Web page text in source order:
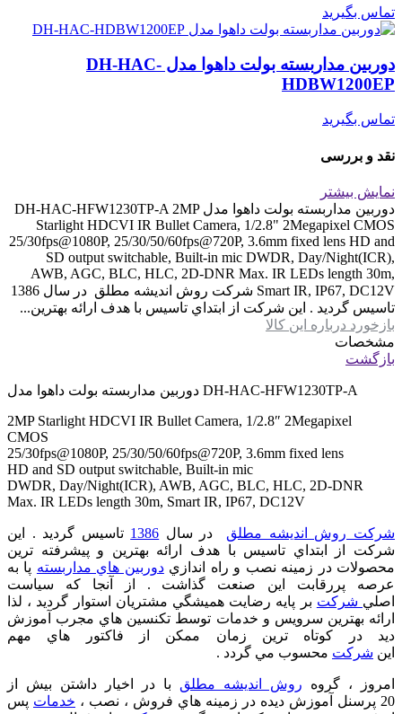
تماس بگیرید
دوربین مداربسته بولت داهوا مدل DH-HAC-
HDBW1200EP
تماس بگیرید
نقد و بررسی
نمایش بیشتر
دوربین مداربسته بولت داهوا مدل DH-HAC-HFW1230TP-A 2MP
Starlight HDCVI IR Bullet Camera, 1/2.8" 2Megapixel CMOS
25/30fps@1080P, 25/30/50/60fps@720P, 3.6mm fixed lens HD and
SD output switchable, Built-in mic DWDR, Day/Night(ICR),
AWB, AGC, BLC, HLC, 2D-DNR Max. IR LEDs length 30m,
Smart IR, IP67, DC12V شرکت روش اندیشه مطلق در سال 1386
تاسيس گرديد . اين شرکت از ابتداي تاسيس با هدف ارائه بهترين...
بازخورد درباره این کالا
مشخصات
بازگشت
دوربین مداربسته بولت داهوا مدل DH-HAC-HFW1230TP-A
2MP Starlight HDCVI IR Bullet Camera, 1/2.8″ 2Megapixel
CMOS
25/30fps@1080P, 25/30/50/60fps@720P, 3.6mm fixed lens
HD and SD output switchable, Built-in mic
DWDR, Day/Night(ICR), AWB, AGC, BLC, HLC, 2D-DNR
Max. IR LEDs length 30m, Smart IR, IP67, DC12V
شرکت روش اندیشه مطلق در سال 1386 تاسيس گرديد . اين
شرکت از ابتداي تاسيس با هدف ارائه بهترين و پيشرفته ترين
محصولات در زمينه نصب و راه اندازيدوربين هاي مداربسته پا به
عرصه پررقابت اين صنعت گذاشت . از آنجا که سياست
اصلي شرکت بر پايه رضايت هميشگي مشتريان استوار گرديد ، لذا
ارائه بهترين سرويس و خدمات توسط تکنسين هاي مجرب آموزش
ديد در کوتاه ترين زمان ممکن از فاکتور هاي مهم
اين شرکت محسوب مي گردد .
امروز ، گروه روش اندیشه مطلق با در اخيار داشتن بيش از
20 پرسنل آموزش ديده در زمينه هاي فروش ، نصب ،
خدمات پس